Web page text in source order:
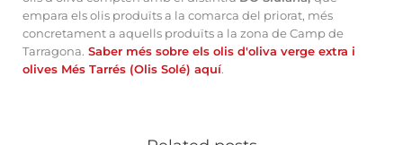
empara els olis produïts a la comarca del priorat, més
concretament a aquells produïts a la zona de Camp de
Tarragona. Saber més sobre els olis d'oliva verge extra i
olives Més Tarrés (Olis Solé) aquí.